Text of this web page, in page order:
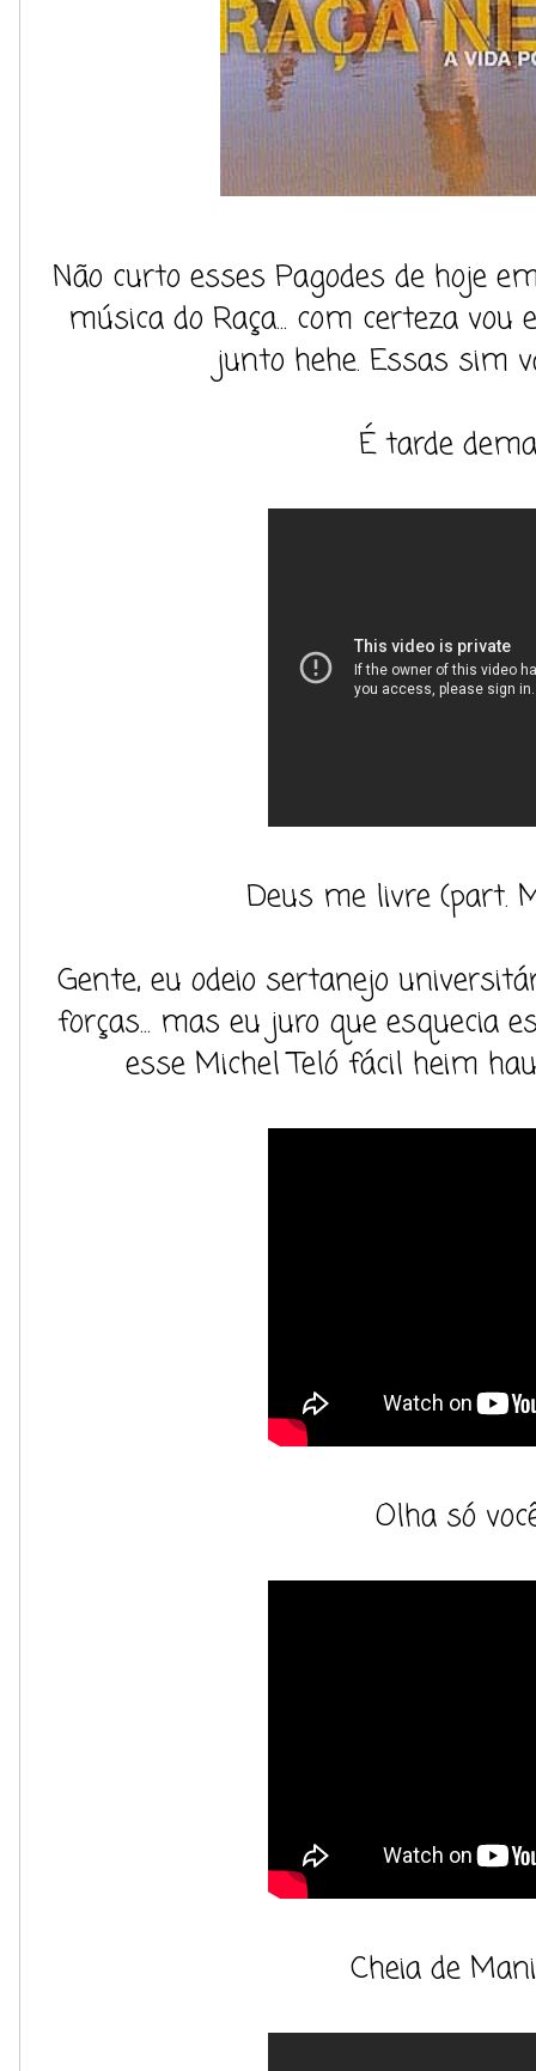
Não curto esses Pagodes de hoje
música do Raça... com certeza
junto hehe. Essas sim
É tarde
Deus me livre (part.
Gente, eu odeio sertanejo
forças... mas eu juro que esquecia
esse Michel Teló fácil heim
Olha só
Cheia de